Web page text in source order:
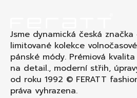
Jsme dynamická česká
limitované kolekce
pánské módy. Prémiová
na detail., moderní střih,
od roku 1992 © FERATT
práva vyhrazena.